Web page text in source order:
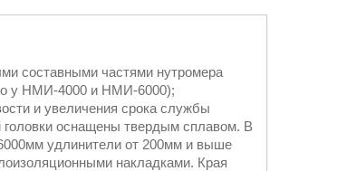
составными частями нутромера
у НМИ-4000 и НМИ-6000);
и увеличения срока службы
головки оснащены твердым сплавом. В
удлинители от 200мм и выше
накладками. Края